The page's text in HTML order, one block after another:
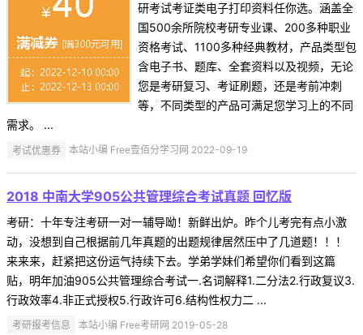
研考试考证类电子打印资料任你选。涵盖全
国500余所院校考研专业课、200多种职业
资格考试、1100多种经典教材，产品类型包
含电子书、题库、全套资料以及视频，无论
您是考研复习、考证刷题，还是考前冲刺
等，不同类型的产品可满足您学习上的不同
需求。 ...
考试优惠券 本站小编 Free壹佰分学习网 2022-09-19
2018 中南大学905公共管理综合考试真题 回忆版
考研：十年专注考研一对一辅导呦！新鲜出炉。昨个儿考完有点小激
动，没想到自己根据前几年真题的出题规律居然压中了几道题！！！
来来来，赶紧把这份运气持续下去。学弟学妹们希望你们看到这篇
贴，明年加油905公共管理综合考试一.名词解释1.二分法2.行政复议3.
行政效率4.非正式授权5.行政许可6.结构性权力二 ...
考研报考信息 本站小编 Free考研网 2019-05-28